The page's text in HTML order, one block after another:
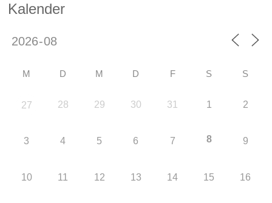
Kalender
M D M D F S S
27 28 29 30 31 1 2
3 4 5 6 7 8 9
10 11 12 13 14 15 16